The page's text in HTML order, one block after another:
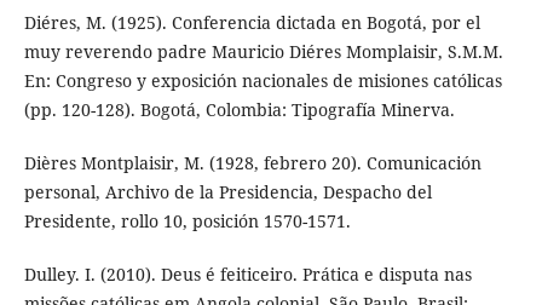
Diéres, M. (1925). Conferencia dictada en Bogotá, por el
muy reverendo padre Mauricio Diéres Momplaisir, S.M.M.
En: Congreso y exposición nacionales de misiones católicas
(pp. 120-128). Bogotá, Colombia: Tipografía Minerva.
Dières Montplaisir, M. (1928, febrero 20). Comunicación
personal, Archivo de la Presidencia, Despacho del
Presidente, rollo 10, posición 1570-1571.
Dulley. I. (2010). Deus é feiticeiro. Prática e disputa nas